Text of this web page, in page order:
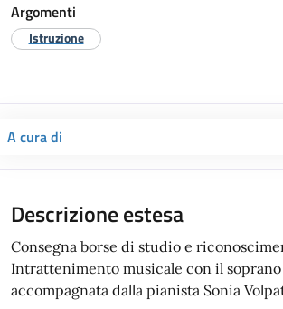
Argomenti
Istruzione
A cura di
Descrizione estesa
Consegna borse di studio e
Intrattenimento musicale con il
accompagnata dalla pianista Sonia